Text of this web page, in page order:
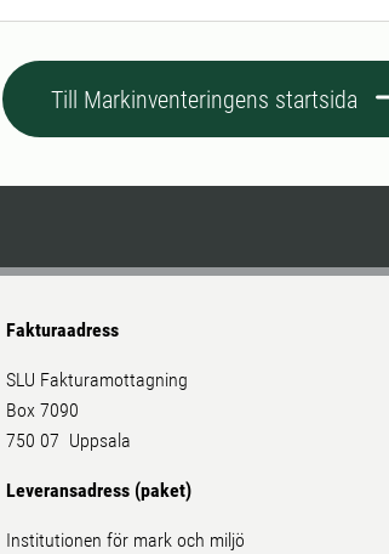
Till Markinventeringens startsida
Fakturaadress
SLU Fakturamottagning
Box 7090
750 07 Uppsala
Leveransadress (paket)
Institutionen för mark och miljö